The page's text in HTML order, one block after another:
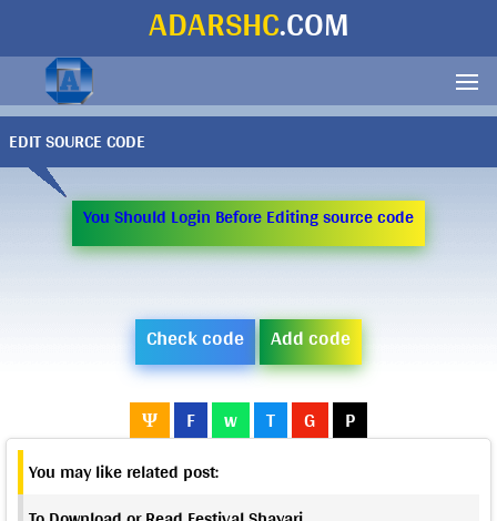
ADARSHC.COM
EDIT SOURCE CODE
You Should Login Before Editing source code
Check code Add code
Ψ F w T G P
You may like related post: